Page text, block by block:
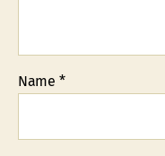
Name *